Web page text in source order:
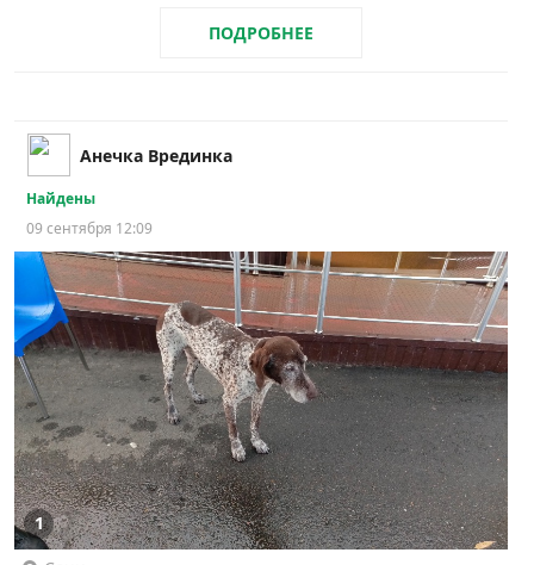
ПОДРОБНЕЕ
Анечка Врединка
Найдены
09 сентября 12:09
1